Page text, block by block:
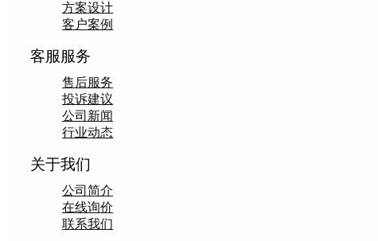
方案设计
客户案例
客服服务
售后服务
投诉建议
公司新闻
行业动态
关于我们
公司简介
在线询价
联系我们